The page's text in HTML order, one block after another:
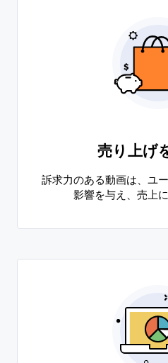
売り上げ
訴求力のある動画は、ユ
影響を与え、売上